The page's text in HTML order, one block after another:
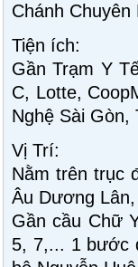
Chánh Chuyên
Tiện ích:
Gần Trạm Y
C, Lotte,
Nghệ Sài Gòn,
Vị Trí:
Nằm trên trục
Âu Dương
Gần cầu Chữ
5, 7,... 1 bước